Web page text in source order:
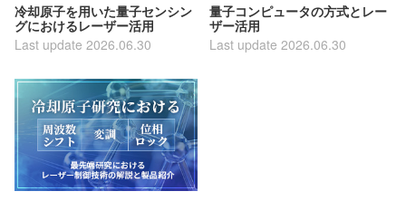
冷却原子を用いた量子センシン
グにおけるレーザー活用
Last update 2026.06.30
量子コンピュータの方式とレー
ザー活用
Last update 2026.06.30